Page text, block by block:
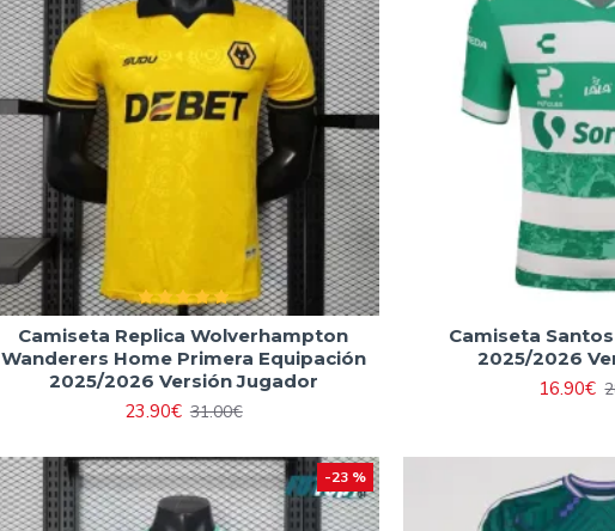
Camiseta Replica Wolverhampton
Wanderers Home Primera Equipación
2025/2026 Versión Jugador
23.90€ 31.00€
Camiseta
2025/2026
16.90€
-23 %